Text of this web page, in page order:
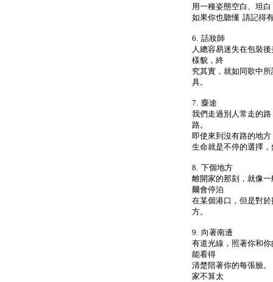
用一種姿態空白、坦
如果你也聽懂 請記得
6. 話妝師
人總容易迷失在包裝
樣貌，終
究其實，就如同歌中
具。
7. 麋途
我們走過別人常走的
路。
即使來到沒有路的地
生命就是不停的選擇
8. 下個地方
離開家的那刻，就像
爾會停泊
在某個港口，但是對
方。
9. 向著南邊
有道光線，照著你和
能看得
清楚陪著你的每張臉
家不算太